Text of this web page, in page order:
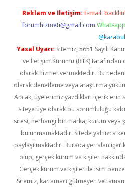
Reklam ve İletişim: E-mail:
forumhizmeti@gmail.com
@karabul
Yasal Uyarı: Sitemiz, 5651 Sayılı
ve İletişim Kurumu (BTK) tarafından
olarak hizmet vermektedir. Bu
olarak denetleme veya araştırma
Ancak, üyelerimiz yazdıkları
siteye üye olarak bu sorumluluğu
sitesi, herhangi bir marka, kurum veya
bulunmamaktadır. Sitede yalnızca
paylaşılmaktadır. Burada yer alan
olup, gerçek kurum ve kişiler
Gerçek kurum ve kişiler ile isim
Sitemiz, kar amacı gütmeyen ve